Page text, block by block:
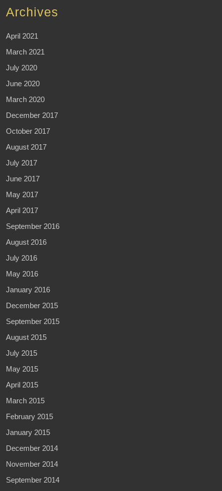
Archives
April 2021
March 2021
July 2020
June 2020
March 2020
December 2017
October 2017
August 2017
July 2017
June 2017
May 2017
April 2017
September 2016
August 2016
July 2016
May 2016
January 2016
December 2015
September 2015
August 2015
July 2015
May 2015
April 2015
March 2015
February 2015
January 2015
December 2014
November 2014
September 2014